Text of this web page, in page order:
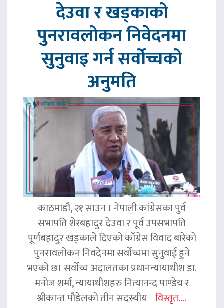
देउवा र खड्काको
पुनरावलोकन निवेदनमा
सुनुवाइ गर्न सर्वोच्चको
अनुमति
काठमाडौं, २१ साउन । नेपाली कांग्रेसका पुर्व
सभापति शेरबहादुर देउवा र पूर्व उपसभापति
पूर्णबहादुर खड्काले दिएको काँग्रेस विवाद बारेको
पुनरावलोकन निवदेनमा सर्वोच्चमा सुनुवाई हुने
भएको छ। सर्वोच्च अदालतका प्रधानन्यायाधीश डा.
मनोज शर्मा, न्यायाधीशहरु नित्यानन्द पाण्डेय र
श्रीकान्त पौडेलको तीन सदस्यीय विस्तृत....